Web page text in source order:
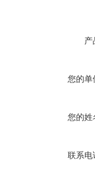
产
您的单
您的姓
联系电